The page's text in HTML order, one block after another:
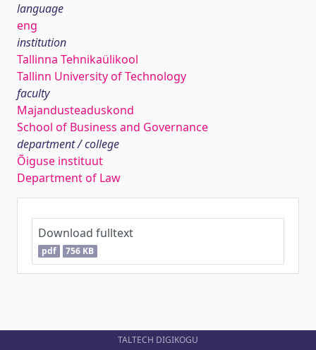
language
eng
institution
Tallinna Tehnikaülikool
Tallinn University of Technology
faculty
Majandusteaduskond
School of Business and Governance
department / college
Õiguse instituut
Department of Law
Download fulltext
pdf 756 KB
TALTECH DIGIKOGU